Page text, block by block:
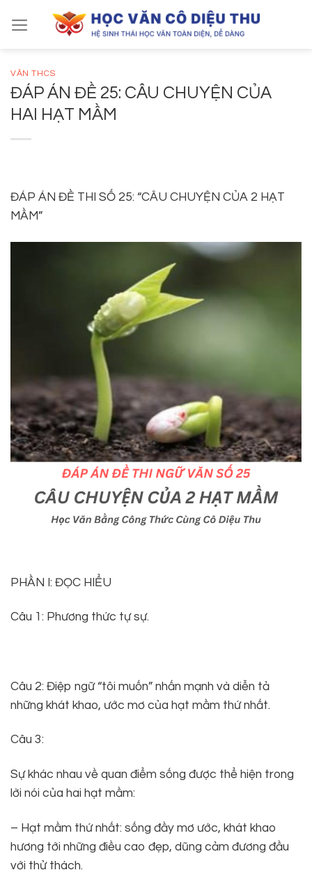
VĂN THCS
ĐÁP ÁN ĐỀ 25: CÂU CHUYỆN CỦA
HAI HẠT MẦM
ĐÁP ÁN ĐỀ THI SỐ 25: “CÂU CHUYỆN CỦA 2 HẠT
MẦM”
PHẦN I: ĐỌC HIỂU
Câu 1: Phương thức tự sự.
Câu 2: Điệp ngữ “tôi muốn” nhấn mạnh và diễn tả
những khát khao, ước mơ của hạt mầm thứ nhất.
Câu 3:
Sự khác nhau về quan điểm sống được thể hiện trong
lời nói của hai hạt mầm:
– Hạt mầm thứ nhất: sống đầy mơ ước, khát khao
hương tới những điều cao đẹp, dũng cảm đương đầu
với thử thách.